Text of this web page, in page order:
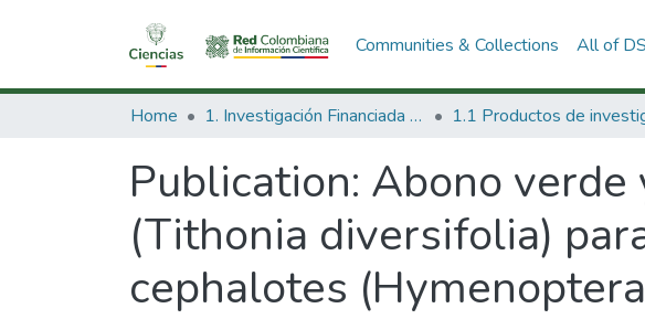
Communities & Collections All of
Home 1. Investigación Financiada con Recursos Públicos
Publication: Abono verde
(Tithonia diversifolia)
cephalotes